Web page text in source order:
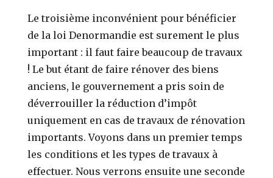
Le troisième inconvénient pour bénéficier
de la loi Denormandie est surement le plus
important : il faut faire beaucoup de travaux
! Le but étant de faire rénover des biens
anciens, le gouvernement a pris soin de
déverrouiller la réduction d’impôt
uniquement en cas de travaux de rénovation
importants. Voyons dans un premier temps
les conditions et les types de travaux à
effectuer. Nous verrons ensuite une seconde